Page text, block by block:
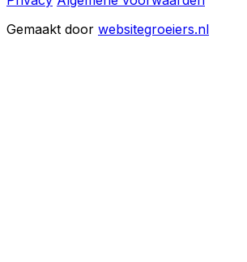
Gemaakt door websitegroeiers.nl